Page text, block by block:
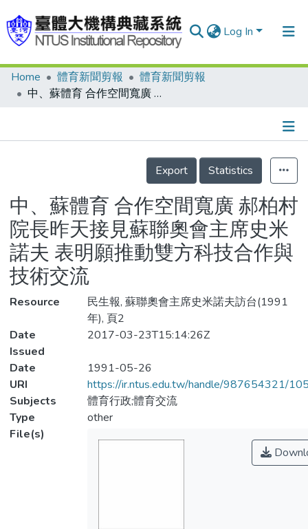
Log In
Communities & Collections
Statistics
Home 體育新聞剪報
體育新聞剪報
中、蘇體育 合作空間寬廣 郝柏村院長昨天接見蘇聯奧會主席史米諾夫 表明願推動雙方科技合作與技術交流
Details
Export
Statistics
中、蘇體育 合作空間寬廣 郝柏村
院長昨天接見蘇聯奧會主席史米
諾夫 表明願推動雙方科技合作與
技術交流
Resource
民生報, 蘇聯奧會主席史米諾夫訪台(1991
年), 頁2
Date
Issued
2017-03-23T15:14:26Z
Date
1991-05-26
URI
https://ir.ntus.edu.tw/handle/987654321/
Subjects
體育行政;體育交流
Type
other
File(s)